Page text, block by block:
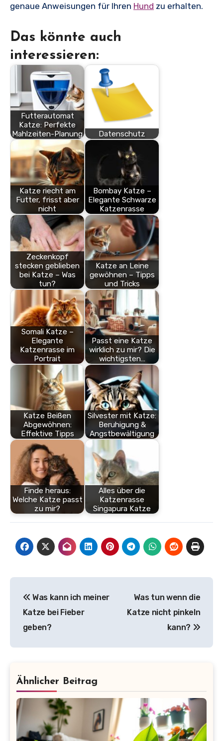
genaue Anweisungen für Ihren Hund zu erhalten.
Das könnte auch
interessieren:
Futterautomat
Katze: Perfekte
Mahlzeiten-Planung
Datenschutz
Katze riecht am
Futter, frisst aber
nicht
Bombay Katze –
Elegante Schwarze
Katzenrasse
Zeckenkopf
stecken geblieben
bei Katze – Was
tun?
Katze an Leine
gewöhnen – Tipps
und Tricks
Somali Katze –
Elegante
Katzenrasse im
Portrait
Passt eine Katze
wirklich zu mir? Die
wichtigsten…
Katze Beißen
Abgewöhnen:
Effektive Tipps
Silvester mit Katze:
Beruhigung &
Angstbewältigung
Finde heraus:
Welche Katze passt
zu mir?
Alles über die
Katzenrasse
Singapura Katze
Was kann ich meiner
Katze bei Fieber
geben?
Was tun wenn die
Katze nicht pinkeln
kann?
Ähnlicher Beitrag